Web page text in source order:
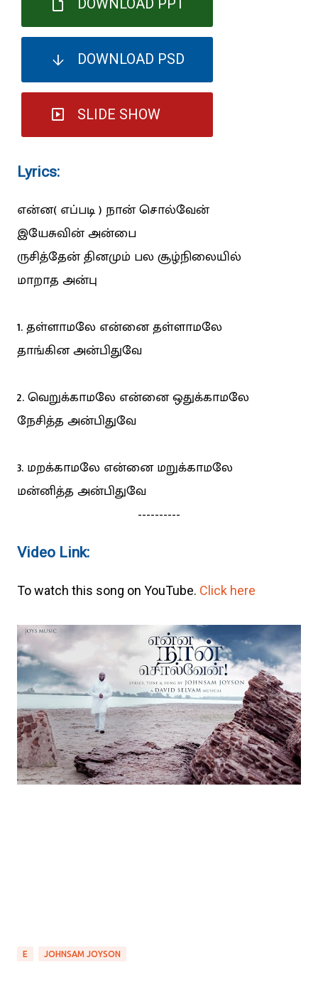
DOWNLOAD PPT
DOWNLOAD PSD
SLIDE SHOW
Lyrics:
என்ன( எப்படி ) நான் சொல்வேன்
இயேசுவின் அன்பை
ருசித்தேன் தினமும் பல சூழ்நிலையில்
மாறாத அன்பு
1. தள்ளாமலே என்னை தள்ளாமலே
தாங்கின அன்பிதுவே
2. வெறுக்காமலே என்னை ஒதுக்காமலே
நேசித்த அன்பிதுவே
3. மறக்காமலே என்னை மறுக்காமலே
மன்னித்த அன்பிதுவே
----------
Video Link:
To watch this song on YouTube. Click here
E JOHNSAM JOYSON